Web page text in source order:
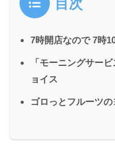
目次
7時開店なので 7時
「モーニングサー
ョイス
ゴロっとフルーツ